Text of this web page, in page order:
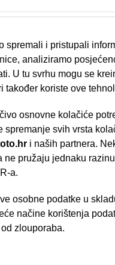
Traži
spremali i pristupali
analiziramo
U tu svrhu mogu se
također koriste ove
osnovne kolačiće
spremanje svih vrsta
i naših partnera.
pružaju jednaku
a.
osobne podatke u
načine korištenja
zlouporaba.